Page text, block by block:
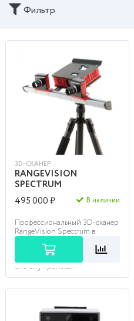
Фильтр
3D-СКАНЕР
RANGEVISION
SPECTRUM
495 000 ₽
В наличии
Профессиональный 3D-сканер
RangeVision Spectrum в
полной комплектации
представляет собой
стационарную оптическую
систему промыш...